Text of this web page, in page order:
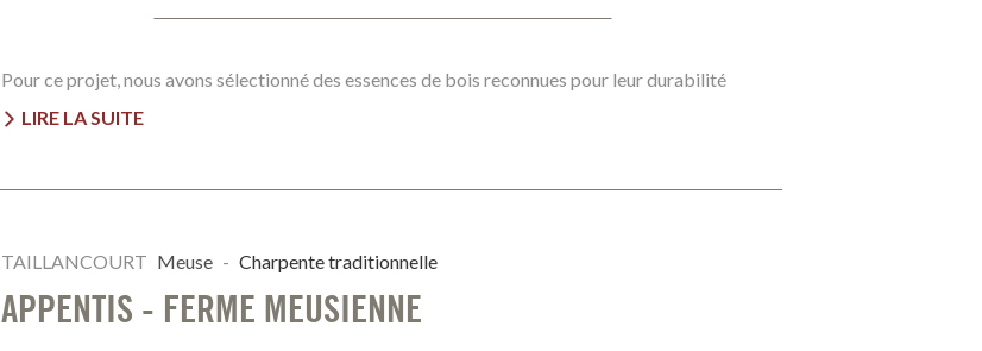
Pour ce projet, nous avons sélectionné des essences de bois reconnues pour leur durabilité
LIRE LA SUITE
TAILLANCOURT Meuse - Charpente traditionnelle
APPENTIS - FERME MEUSIENNE